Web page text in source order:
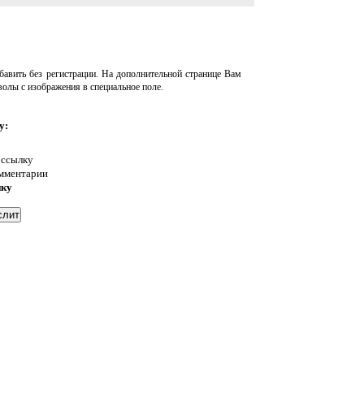
без регистрации. На дополнительной странице Вам
с изображения в специальное поле.